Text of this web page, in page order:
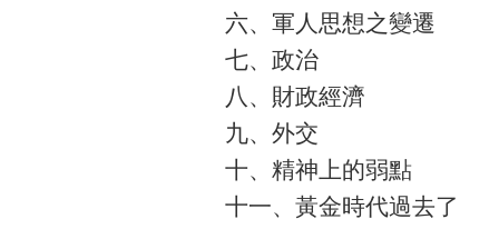
六、軍人思想之變遷
七、政治
八、財政經濟
九、外交
十、精神上的弱點
十一、黃金時代過去了